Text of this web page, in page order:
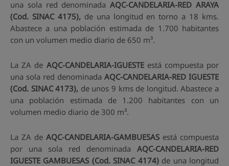
una sola red denominadaAQC-CANDELARIA-RED ARAYA
(Cod. SINAC 4175),de una longitud en torno a 18 kms.
Abastece a una población estimada de 1.700 habitantes
con un volumen medio diario de 650 m³.
La ZA de AQC-CANDELARIA-IGUESTEestá compuesta por
una sola red denominada AQC-CANDELARIA-RED IGUESTE
(Cod. SINAC 4173), de unos 9 kms de longitud. Abastece a
una población estimada de 1.200 habitantes con un
volumen medio diario de 300 m³.
La ZA de AQC-CANDELARIA-GAMBUESAS está compuesta
por una sola red denominada AQC-CANDELARIA-RED
IGUESTE GAMBUESAS (Cod. SINAC 4174)de una longitud